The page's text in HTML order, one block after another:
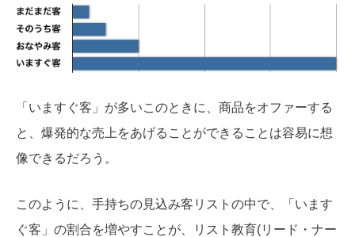
「いますぐ客」が多いこのときに、商品をオファーする
と、爆発的な売上をあげることができることは容易に想
像できるだろう。
このように、手持ちの見込み客リストの中で、「います
ぐ客」の割合を増やすことが、リスト教育(リード・ナー